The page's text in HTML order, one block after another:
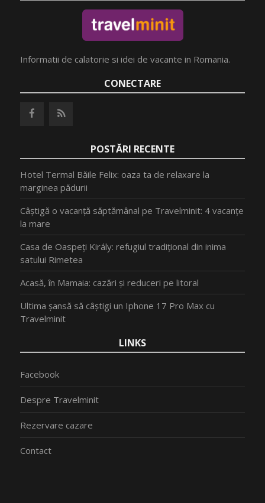
Informatii de calatorie si idei de vacante in Romania.
CONECTARE
POSTĂRI RECENTE
Hotel Termal Băile Felix: oaza ta de relaxare la
marginea pădurii
Câștigă o vacanță săptămânal pe Travelminit: 4 vacanțe
la mare
Casa de Oaspeți Király: refugiul tradițional din inima
satului Rimetea
Acasă, în Mamaia: cazări și reduceri pe litoral
Ultima șansă să câștigi un Iphone 17 Pro Max cu
Travelminit
LINKS
Facebook
Despre Travelminit
Rezervare cazare
Contact